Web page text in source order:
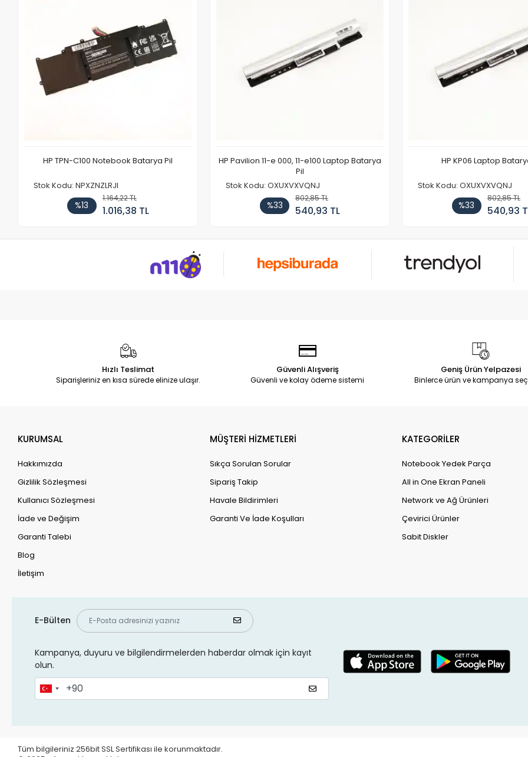
HP TPN-C100 Notebook Batarya Pil
Stok Kodu: NPXZNZLRJI
%13
1.164,22 TL
1.016,38 TL
HP Pavilion 11-e 000, 11-e100 Laptop Batarya
Pil
Stok Kodu: OXUXVXVQNJ
%33
802,85 TL
540,93 TL
HP KP06 Laptop
Stok Kodu: OXUXVXVQNJ
%33
802,85 TL
540,93
Hızlı Teslimat
Siparişleriniz en kısa sürede elinize ulaşır.
Güvenli Alışveriş
Güvenli ve kolay ödeme sistemi
Geniş Ürün Yelpazesi
Binlerce ürün ve kampanya
KURUMSAL
Hakkımızda
Gizlilik Sözleşmesi
Kullanıcı Sözleşmesi
İade ve Değişim
Garanti Talebi
Blog
İletişim
MÜŞTERİ HİZMETLERİ
Sıkça Sorulan Sorular
Sipariş Takip
Havale Bildirimleri
Garanti Ve İade Koşulları
KATEGORİLER
Notebook Yedek Parça
All in One Ekran Paneli
Network ve Ağ Ürünleri
Çevirici Ürünler
Sabit Diskler
E-Bülten
Kampanya, duyuru ve bilgilendirmelerden haberdar olmak için kayıt
olun.
Tüm bilgileriniz 256bit SSL Sertifikası ile korunmaktadır.